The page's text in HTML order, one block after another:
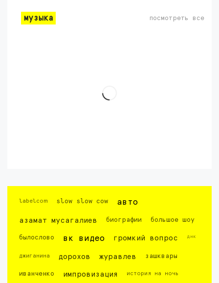
музыка посмотреть все
labelcom slow slow cow авто
азамат мусагалиев биографии большое шоу
былослово вк видео громкий вопрос днк
джиганина дорохов журавлев зашквары
иванченко импровизация история на ночь